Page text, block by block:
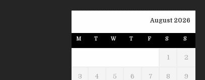
August 2026
M T W T F S S
1 2
3 4 5 6 7 8 9